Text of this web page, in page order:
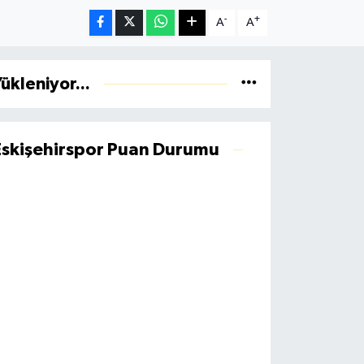
A- A+
Puan Durumu